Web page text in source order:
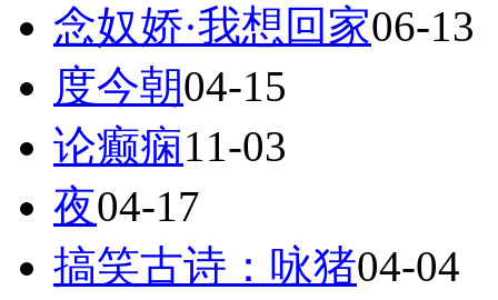
念奴娇·我想回家06-13
度今朝04-15
论癫痫11-03
夜04-17
搞笑古诗：咏猪04-04